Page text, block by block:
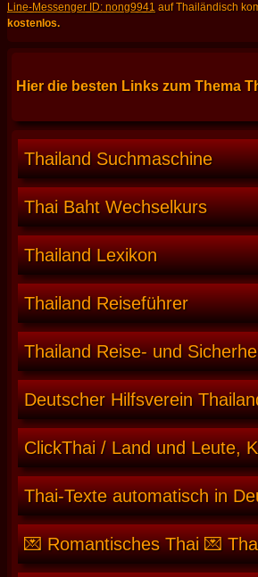
Line-Messenger ID: nong9941 auf Thailändisch
kostenlos.
Hier die besten Links zum Thema
Thailand Suchmaschine
Thai Baht Wechselkurs
Thailand Lexikon
Thailand Reiseführer
Thailand Reise- und
Deutscher Hilfsverein
ClickThai / Land und Leute,
Thai-Texte automatisch in
💌 Romantisches Thai 💌